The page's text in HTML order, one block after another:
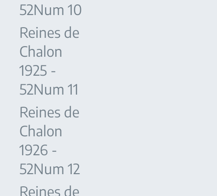
52Num 10
Reines de
Chalon
1925 -
52Num 11
Reines de
Chalon
1926 -
52Num 12
Reines de